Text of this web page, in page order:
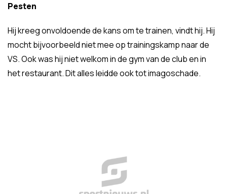
Pesten
Hij kreeg onvoldoende de kans om te trainen, vindt hij. Hij
mocht bijvoorbeeld niet mee op trainingskamp naar de
VS. Ook was hij niet welkom in de gym van de club en in
het restaurant. Dit alles leidde ook tot imagoschade.